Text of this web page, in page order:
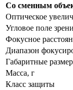
Со сменным
Оптическое
Угловое поле
Фокусное
Диапазон
Габаритные
Масса, г
Класс защиты